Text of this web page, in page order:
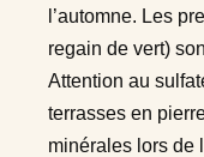
l’automne. Les
regain de vert)
Attention au
terrasses en
minérales lors de